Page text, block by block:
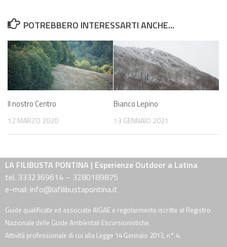
POTREBBERO INTERESSARTI ANCHE...
Il nostro Centro
12 MARZO 2020
Bianco Lepino
13 GENNAIO 2021
LA FILIBUSTA PONTINA | Esperienze Outdoor a Latina
tel. 3332369614 – 3280189875
e-mail: info@lafilibustapontina.it
Guide qualificate ed associate AIGAE e regolarmente iscritte al Registro
Nazionale delle Guide Ambientali Escursionistiche.
Attività professionale di cui alla Legge 14 Gennaio 2013, n° 4.